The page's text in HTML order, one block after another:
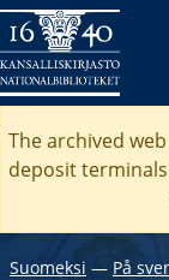
The archived
deposit
Suomeksi ― På